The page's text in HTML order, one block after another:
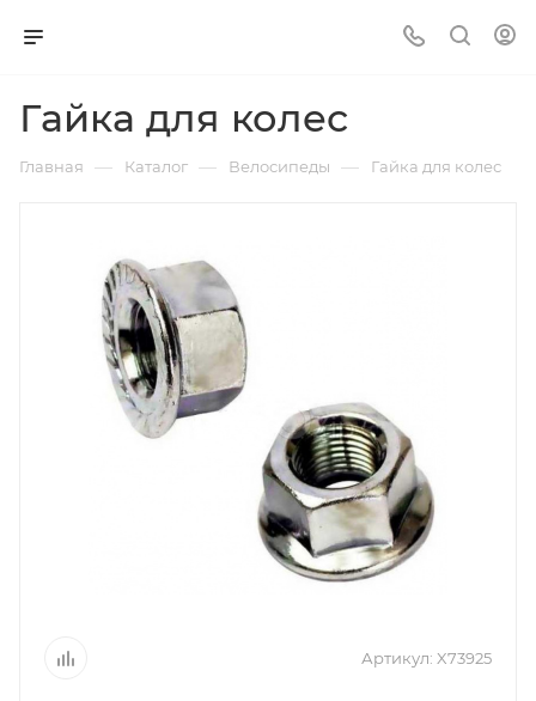
Гайка для колес
Главная — Каталог — Велосипеды — Гайка для колес
Артикул: X73925